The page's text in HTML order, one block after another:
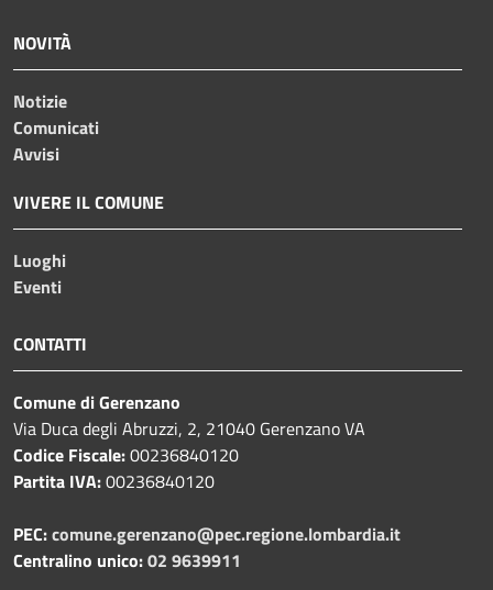
NOVITÀ
Notizie
Comunicati
Avvisi
VIVERE IL COMUNE
Luoghi
Eventi
CONTATTI
Comune di Gerenzano
Via Duca degli Abruzzi, 2, 21040 Gerenzano VA
Codice Fiscale:00236840120
Partita IVA:00236840120
PEC:comune.gerenzano@pec.regione.lombardia.it
Centralino unico:02 9639911